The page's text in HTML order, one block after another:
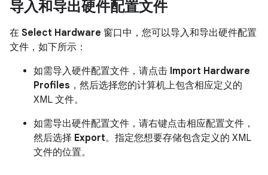
导入和导出硬件配置文件
在 Select Hardware 窗口中，您可以导入和导出硬件配置
文件，如下所示：
如需导入硬件配置文件，请点击 Import Hardware
Profiles ，然后选择您的计算机上包含相应定义的
XML 文件。
如需导出硬件配置文件，请右键点击相应配置文件，
然后选择 Export。指定您想要存储包含定义的 XML
文件的位置。